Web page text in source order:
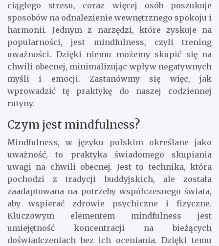
ciągłego stresu, coraz więcej osób poszukuje
sposobów na odnalezienie wewnętrznego spokoju i
harmonii. Jednym z narzędzi, które zyskuje na
popularności, jest mindfulness, czyli trening
uważności. Dzięki niemu możemy skupić się na
chwili obecnej, minimalizując wpływ negatywnych
myśli i emocji. Zastanówmy się więc, jak
wprowadzić tę praktykę do naszej codziennej
rutyny.
Czym jest mindfulness?
Mindfulness, w języku polskim określane jako
uważność, to praktyka świadomego skupiania
uwagi na chwili obecnej. Jest to technika, która
pochodzi z tradycji buddyjskich, ale została
zaadaptowana na potrzeby współczesnego świata,
aby wspierać zdrowie psychiczne i fizyczne.
Kluczowym elementem mindfulness jest
umiejętność koncentracji na bieżących
doświadczeniach bez ich oceniania. Dzięki temu